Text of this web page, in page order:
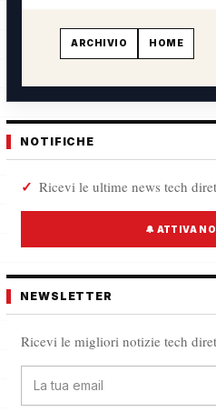
ARCHIVIO HOME
NOTIFICHE
Ricevi le ultime news tech
🔔 ATTIVA
NEWSLETTER
Ricevi le migliori notizie tech